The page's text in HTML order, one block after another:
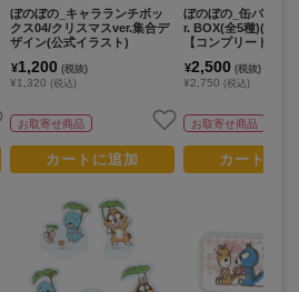
ぼのぼの_キャラランチボッ
クス04/クリスマスver.集合デ
ザイン(公式イラスト)
¥1,200 (税抜)
¥1,320 (税込)
お取寄せ商品
カートに追加
ぼのぼの_缶バッジ
r. BOX(全5種)(公式
【コンプリート
¥2,500 (税抜)
¥2,750 (税込)
お取寄せ商品
カートに